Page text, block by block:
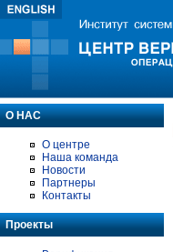
О НАС
О центре
Наша команда
Новости
Партнеры
Контакты
Проекты